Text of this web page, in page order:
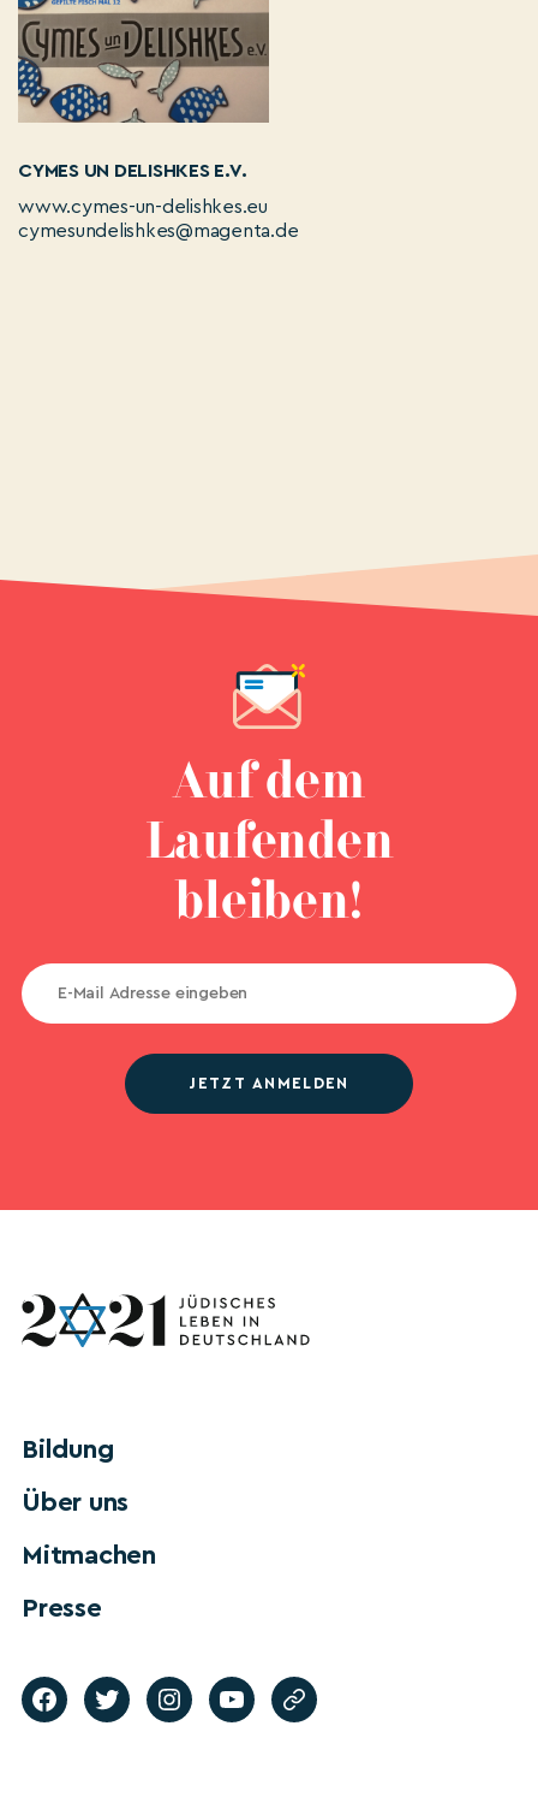
CYMES UN DELISHKES E.V.
www.cymes-un-delishkes.eu
cymesundelishkes@magenta.de
Auf dem
Laufenden
bleiben!
JETZT ANMELDEN
Bildung
Über uns
Mitmachen
Presse